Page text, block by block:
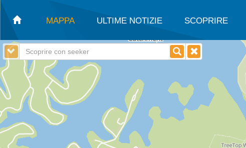
MAPPA ULTIME NOTIZIE SCOPRIRE